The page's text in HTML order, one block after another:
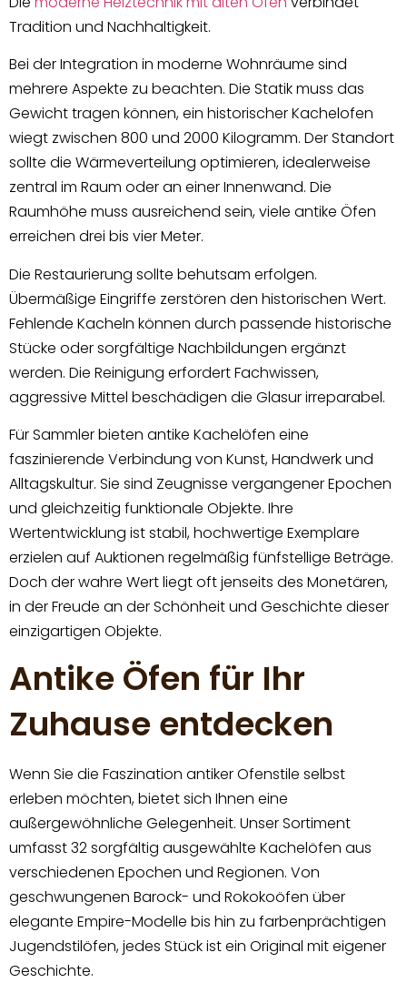
Tradition und Nachhaltigkeit.
Bei der Integration in moderne Wohnräume sind
mehrere Aspekte zu beachten. Die Statik muss das
Gewicht tragen können, ein historischer Kachelofen
wiegt zwischen 800 und 2000 Kilogramm. Der Standort
sollte die Wärmeverteilung optimieren, idealerweise
zentral im Raum oder an einer Innenwand. Die
Raumhöhe muss ausreichend sein, viele antike Öfen
erreichen drei bis vier Meter.
Die Restaurierung sollte behutsam erfolgen.
Übermäßige Eingriffe zerstören den historischen Wert.
Fehlende Kacheln können durch passende historische
Stücke oder sorgfältige Nachbildungen ergänzt
werden. Die Reinigung erfordert Fachwissen,
aggressive Mittel beschädigen die Glasur irreparabel.
Für Sammler bieten antike Kachelöfen eine
faszinierende Verbindung von Kunst, Handwerk und
Alltagskultur. Sie sind Zeugnisse vergangener Epochen
und gleichzeitig funktionale Objekte. Ihre
Wertentwicklung ist stabil, hochwertige Exemplare
erzielen auf Auktionen regelmäßig fünfstellige Beträge.
Doch der wahre Wert liegt oft jenseits des Monetären,
in der Freude an der Schönheit und Geschichte dieser
einzigartigen Objekte.
Antike Öfen für Ihr
Zuhause entdecken
Wenn Sie die Faszination antiker Ofenstile selbst
erleben möchten, bietet sich Ihnen eine
außergewöhnliche Gelegenheit. Unser Sortiment
umfasst 32 sorgfältig ausgewählte Kachelöfen aus
verschiedenen Epochen und Regionen. Von
geschwungenen Barock- und Rokokoöfen über
elegante Empire-Modelle bis hin zu farbenprächtigen
Jugendstilöfen, jedes Stück ist ein Original mit eigener
Geschichte.